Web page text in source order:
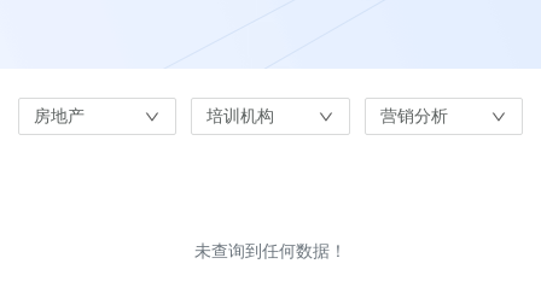
房地产 培训机构 营销分析
未查询到任何数据！